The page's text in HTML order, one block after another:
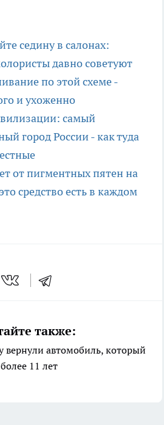
седину в салонах:
давно советуют
по этой схеме -
и ухоженно
самый
город России - как туда
от пигментных пятен на
средство есть в каждом
также:
вернули автомобиль, который
11 лет